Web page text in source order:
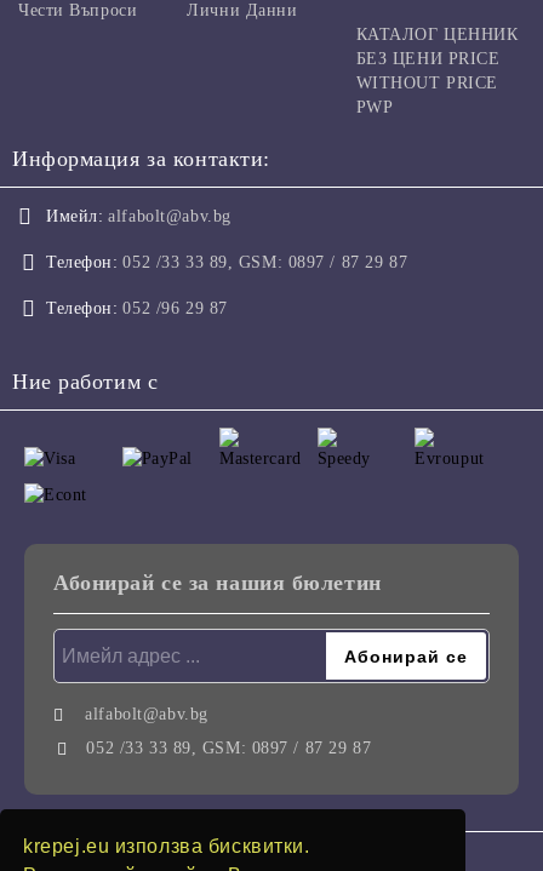
krepej.eu използва бисквитки.
Чести Въпроси Лични Данни
КАТАЛОГ ЦЕННИК
БЕЗ ЦЕНИ PRICE
WITHOUT PRICE
PWP
Информация за контакти:
Имейл: alfabolt@abv.bg
Телефон: 052 /33 33 89, GSM: 0897 / 87 29 87
Телефон: 052 /96 29 87
Ние работим с
Абонирай се за нашия бюлетин
alfabolt@abv.bg
052 /33 33 89, GSM: 0897 / 87 29 87